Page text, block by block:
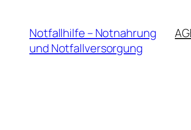
Inhalt
springen
Notfallhilfe – Notnahrung
und Notfallversorgung